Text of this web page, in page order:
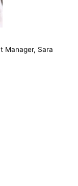
Manager, Sara